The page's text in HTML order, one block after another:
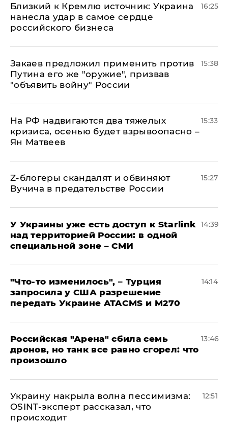
Близкий к Кремлю источник: Украина
нанесла удар в самое сердце
российского бизнеса
16:25
Закаев предложил применить против
Путина его же "оружие", призвав
"объявить войну" России
15:38
На РФ надвигаются два тяжелых
кризиса, осенью будет взрывоопасно –
Ян Матвеев
15:33
Z-блогеры скандалят и обвиняют
Вучича в предательстве России
15:27
У Украины уже есть доступ к Starlink
над территорией России: в одной
специальной зоне – СМИ
14:39
​"Что-то изменилось", – Турция
запросила у США разрешение
передать Украине ATACMS и M270
14:14
​Российская "Арена" сбила семь
дронов, но танк все равно сгорел: что
произошло
13:46
​Украину накрыла волна пессимизма:
OSINT-эксперт рассказал, что
происходит
12:51